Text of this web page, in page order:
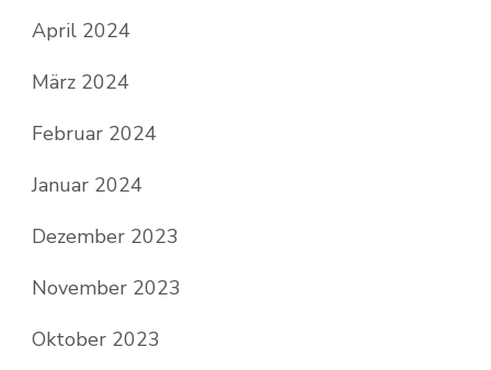
April 2024
März 2024
Februar 2024
Januar 2024
Dezember 2023
November 2023
Oktober 2023